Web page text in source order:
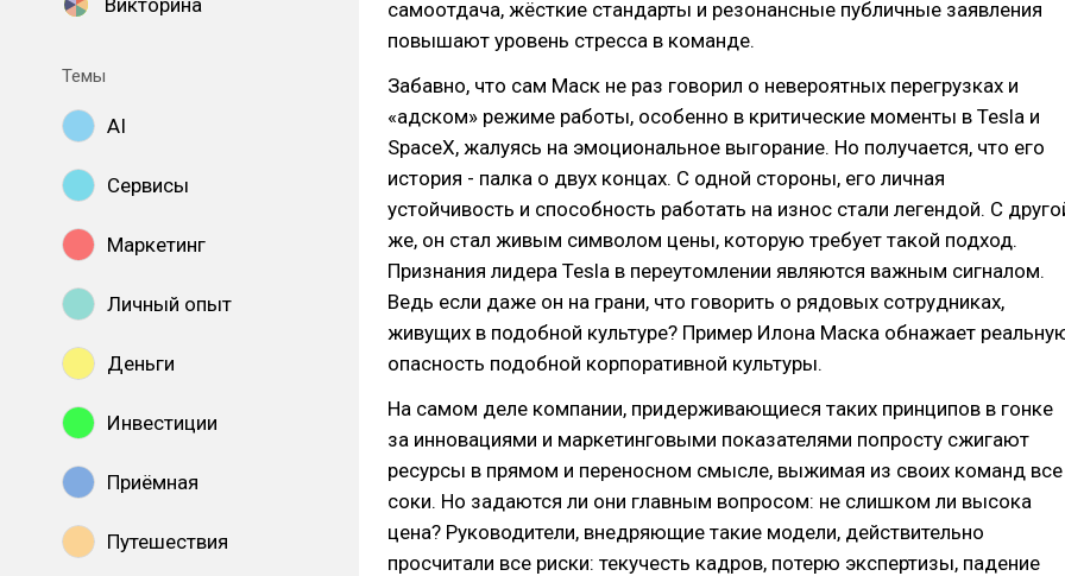
Викторина
Темы
AI
Сервисы
Маркетинг
Личный опыт
Деньги
Инвестиции
Приёмная
Путешествия
самоотдача, жёсткие стандарты и резонансные публичные заявления
повышают уровень стресса в команде.
Забавно, что сам Маск не раз говорил о невероятных перегрузках и
«адском» режиме работы, особенно в критические моменты в Tesla и
SpaceX, жалуясь на эмоциональное выгорание. Но получается, что его
история - палка о двух концах. С одной стороны, его личная
устойчивость и способность работать на износ стали легендой. С
же, он стал живым символом цены, которую требует такой подход.
Признания лидера Tesla в переутомлении являются важным сигналом.
Ведь если даже он на грани, что говорить о рядовых сотрудниках,
живущих в подобной культуре? Пример Илона Маска обнажает
опасность подобной корпоративной культуры.
На самом деле компании, придерживающиеся таких принципов в гонке
за инновациями и маркетинговыми показателями попросту сжигают
ресурсы в прямом и переносном смысле, выжимая из своих команд все
соки. Но задаются ли они главным вопросом: не слишком ли высока
цена? Руководители, внедряющие такие модели, действительно
просчитали все риски: текучесть кадров, потерю экспертизы, падение